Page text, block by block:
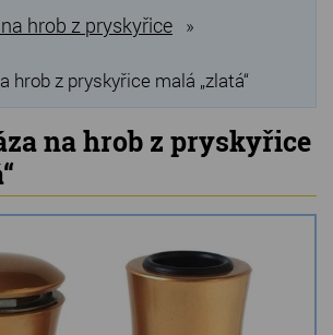
kameny
kameny
a puky
hrob z pryskyřice »
hrob z pryskyřice malá „zlatá“
na hrob z pryskyřice